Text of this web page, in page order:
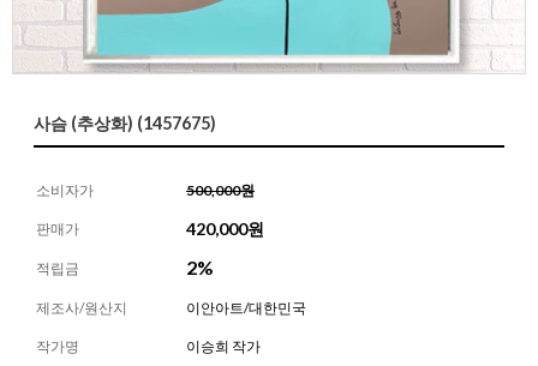
사슴 (추상화) (1457675)
소비자가 500,000원
판매가 420,000원
적립금 2%
제조사/원산지 이안아트/대한민국
작가명 이승희 작가